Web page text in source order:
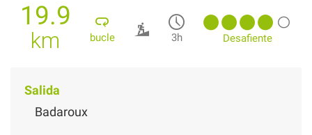
19.9
km bucle 3h Desafiente
Salida
Badaroux